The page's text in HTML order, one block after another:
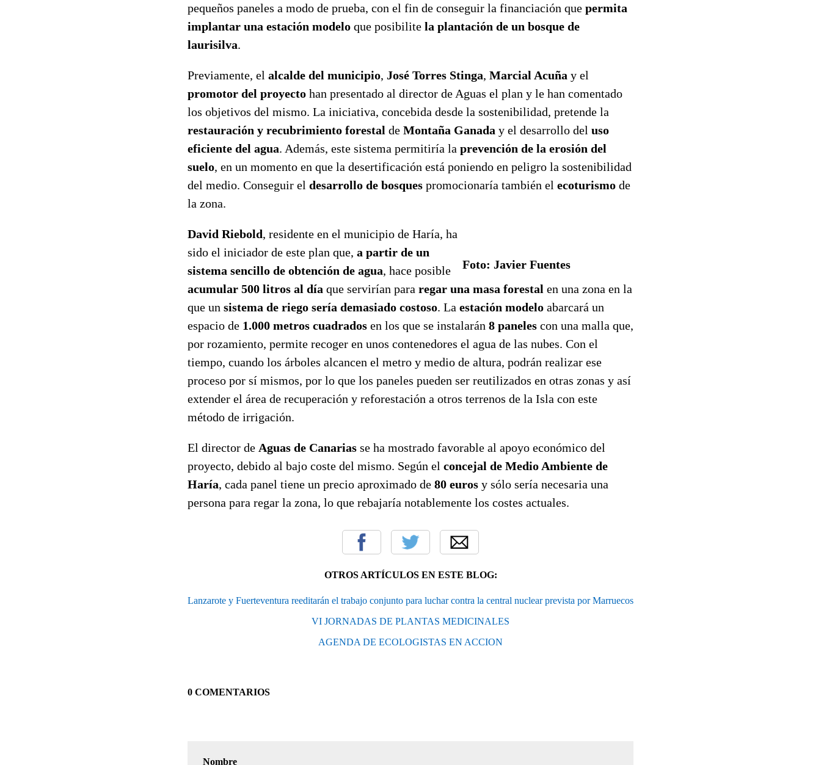
pequeños paneles a modo de prueba, con el fin de conseguir la financiación que permita
implantar una estación modelo que posibilite la plantación de un bosque de
laurisilva.
Previamente, el alcalde del municipio, José Torres Stinga, Marcial Acuña y el
promotor del proyecto han presentado al director de Aguas el plan y le han comentado
los objetivos del mismo. La iniciativa, concebida desde la sostenibilidad, pretende la
restauración y recubrimiento forestal de Montaña Ganada y el desarrollo del uso
eficiente del agua. Además, este sistema permitiría la prevención de la erosión del
suelo, en un momento en que la desertificación está poniendo en peligro la sostenibilidad
del medio. Conseguir el desarrollo de bosques promocionaría también el ecoturismo de
la zona.
Foto: Javier Fuentes
David Riebold, residente en el municipio de Haría, ha
sido el iniciador de este plan que, a partir de un
sistema sencillo de obtención de agua, hace posible
acumular 500 litros al día que servirían para regar una masa forestal en una zona en la
que un sistema de riego sería demasiado costoso. La estación modelo abarcará un
espacio de 1.000 metros cuadrados en los que se instalarán 8 paneles con una malla que,
por rozamiento, permite recoger en unos contenedores el agua de las nubes. Con el
tiempo, cuando los árboles alcancen el metro y medio de altura, podrán realizar ese
proceso por sí mismos, por lo que los paneles pueden ser reutilizados en otras zonas y así
extender el área de recuperación y reforestación a otros terrenos de la Isla con este
método de irrigación.
El director de Aguas de Canarias se ha mostrado favorable al apoyo económico del
proyecto, debido al bajo coste del mismo. Según el concejal de Medio Ambiente de
Haría, cada panel tiene un precio aproximado de 80 euros y sólo sería necesaria una
persona para regar la zona, lo que rebajaría notablemente los costes actuales.
OTROS ARTÍCULOS EN ESTE BLOG:
Lanzarote y Fuerteventura reeditarán el trabajo conjunto para luchar contra la central nuclear prevista por Marruecos
VI JORNADAS DE PLANTAS MEDICINALES
AGENDA DE ECOLOGISTAS EN ACCION
0 COMENTARIOS
Nombre